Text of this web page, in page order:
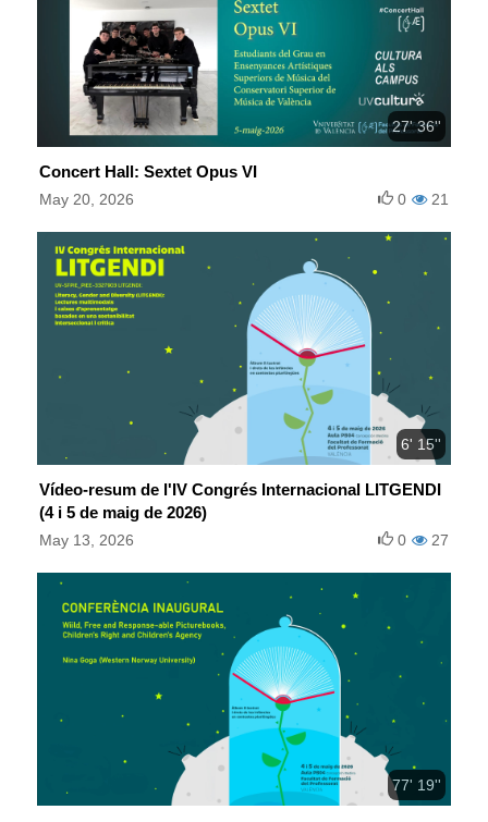
27' 36''
Concert Hall: Sextet Opus VI
May 20, 2026 21
0
6' 15''
Vídeo-resum de l'IV Congrés Internacional LITGENDI
(4 i 5 de maig de 2026)
May 13, 2026 27
0
77' 19''